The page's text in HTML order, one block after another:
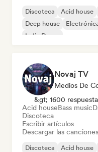
Discoteca Acid house
Deep house
Indie Dance
Novaj TV
&gt; 1600
Acid houseBass music
Discoteca
Escribir artículos
Descargar las
Discoteca Acid house